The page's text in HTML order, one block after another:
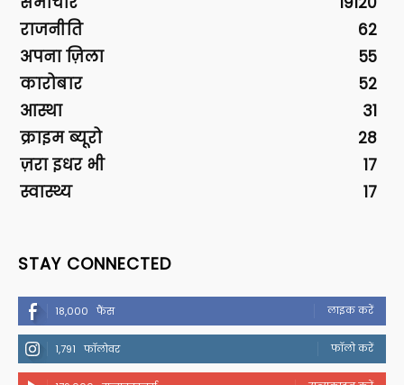
राजनीति
62
अपना ज़िला
55
कारोबार
52
आस्था
31
क्राइम ब्यूरो
28
ज़रा इधर भी
17
स्वास्थ्य
17
STAY CONNECTED
18,000 फैंस लाइक करें
1,791 फॉलोवर फॉलो करें